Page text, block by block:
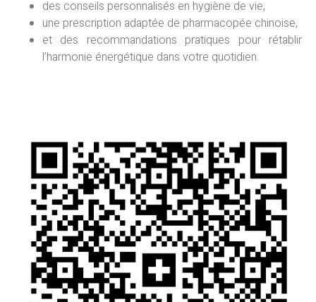
des conseils personnalisés en hygiène de vie,
une prescription adaptée de pharmacopée chinoise,
et des recommandations pratiques pour rétablir
l’harmonie énergétique dans votre quotidien.